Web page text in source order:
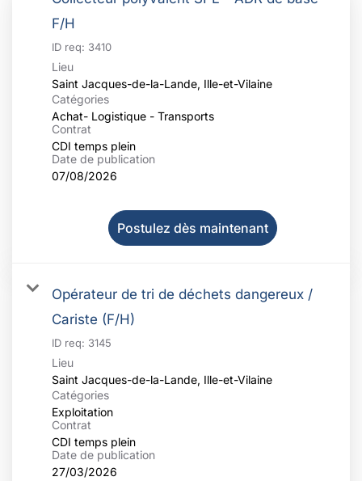
F/H
ID req: 3410
Lieu
Catégories
Achat- Logistique - Transports
Contrat
CDI temps plein
Date de publication
07/08/2026
Postulez dès maintenant
Opérateur de tri de déchets dangereux /
Cariste (F/H)
ID req: 3145
Lieu
Catégories
Exploitation
Contrat
CDI temps plein
Date de publication
27/03/2026